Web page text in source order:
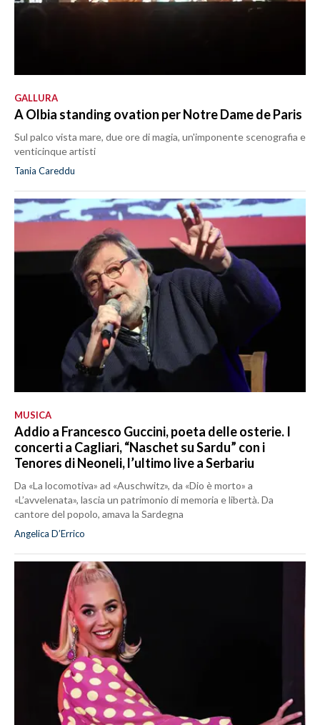
GALLURA
A Olbia standing ovation per Notre Dame de Paris
Sul palco vista mare, due ore di magia, un'imponente scenografia e
venticinque artisti
Tania Careddu
MUSICA
Addio a Francesco Guccini, poeta delle osterie. I
concerti a Cagliari, “Naschet su Sardu” con i
Tenores di Neoneli, l’ultimo live a Serbariu
Da «La locomotiva» ad «Auschwitz», da «Dio è morto» a
«L’avvelenata», lascia un patrimonio di memoria e libertà. Da
cantore del popolo, amava la Sardegna
Angelica D’Errico